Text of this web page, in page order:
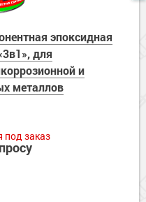
эпоксидная
для
и
металлов
под заказ